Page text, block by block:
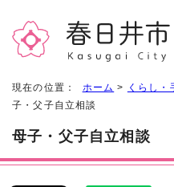
現在の位置： ホーム > くらし・
子・父子自立相談
母子・父子自立相談